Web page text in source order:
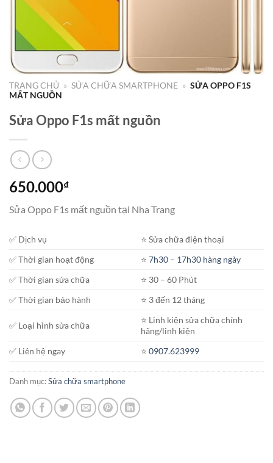
TRANG CHỦ » SỬA CHỮA SMARTPHONE » SỬA OPPO F1S
MẤT NGUỒN
Sửa Oppo F1s mất nguồn
650.000₫
Sửa Oppo F1s mất nguồn tại Nha Trang
✅ Dịch vụ
⭐️ Sửa chữa điện thoại
✅ Thời gian hoạt động
⭐️7h30 – 17h30 hàng ngày
✅ Thời gian sửa chữa
⭐️ 30 – 60 Phút
✅ Thời gian bảo hành
⭐️ 3 đến 12 tháng
✅ Loại hình sửa chữa
⭐️ Linh kiện sửa chữa chính
hãng/linh kiện
✅ Liên hệ ngay
⭐️0907.623999
Danh mục:Sửa chữa smartphone